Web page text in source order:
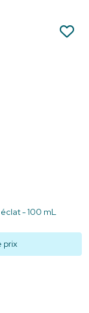
- 100 mL
prix